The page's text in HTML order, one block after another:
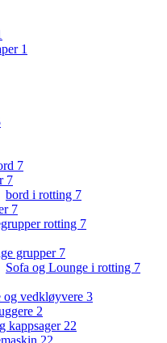
1
7
7
bord i rotting 7
7
rotting 7
grupper 7
Sofa og Lounge i rotting 7
og vedkløyvere 3
2
kappsager 22
22